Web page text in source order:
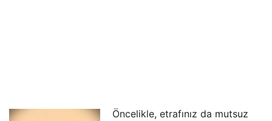
Öncelikle, etrafınız da mutsuz